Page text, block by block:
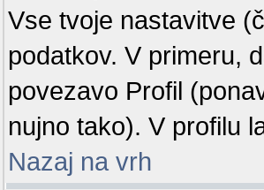
Vse tvoje nastavitve
podatkov. V primeru,
povezavo Profil
nujno tako). V profilu
Nazaj na vrh